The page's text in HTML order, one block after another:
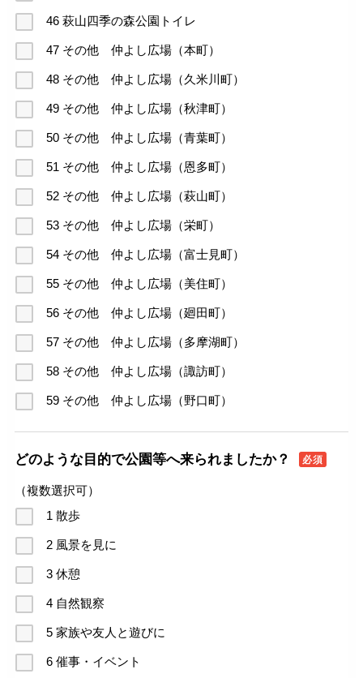
46 萩山四季の森公園トイレ
47 その他 仲よし広場（本町）
48 その他 仲よし広場（久米川町）
49 その他 仲よし広場（秋津町）
50 その他 仲よし広場（青葉町）
51 その他 仲よし広場（恩多町）
52 その他 仲よし広場（萩山町）
53 その他 仲よし広場（栄町）
54 その他 仲よし広場（富士見町）
55 その他 仲よし広場（美住町）
56 その他 仲よし広場（廻田町）
57 その他 仲よし広場（多摩湖町）
58 その他 仲よし広場（諏訪町）
59 その他 仲よし広場（野口町）
どのような目的で公園等へ来られましたか？ 必須
（複数選択可）
1 散歩
2 風景を見に
3 休憩
4 自然観察
5 家族や友人と遊びに
6 催事・イベント